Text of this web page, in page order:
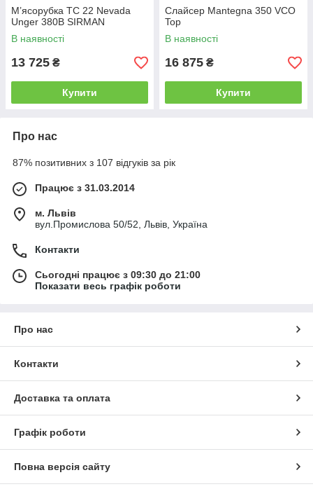
М’ясорубка TC 22 Nevada
Unger 380В SIRMAN
В наявності
13 725 ₴
Купити
Слайсер Mantegna 350 VCO
Top
В наявності
16 875 ₴
Купити
Про нас
87% позитивних з 107 відгуків за рік
Працює з 31.03.2014
м. Львів
вул.Промислова 50/52, Львів, Україна
Контакти
Сьогодні працює з 09:30 до 21:00
Показати весь графік роботи
Про нас
Контакти
Доставка та оплата
Графік роботи
Повна версія сайту